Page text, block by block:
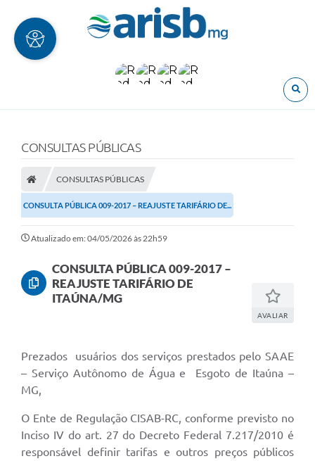
CONSULTAS PÚBLICAS
CONSULTAS PÚBLICAS
CONSULTA PÚBLICA 009-2017 – REAJUSTE TARIFÁRIO DE...
Atualizado em: 04/05/2026 às 22h59
CONSULTA PÚBLICA 009-2017 –
REAJUSTE TARIFÁRIO DE
ITAÚNA/MG
AVALIAR
Prezados usuários dos serviços prestados pelo SAAE
– Serviço Autônomo de Água e Esgoto de Itaúna –
MG,
O Ente de Regulação CISAB-RC, conforme previsto no
Inciso IV do art. 27 do Decreto Federal 7.217/2010 é
responsável definir tarifas e outros preços públicos